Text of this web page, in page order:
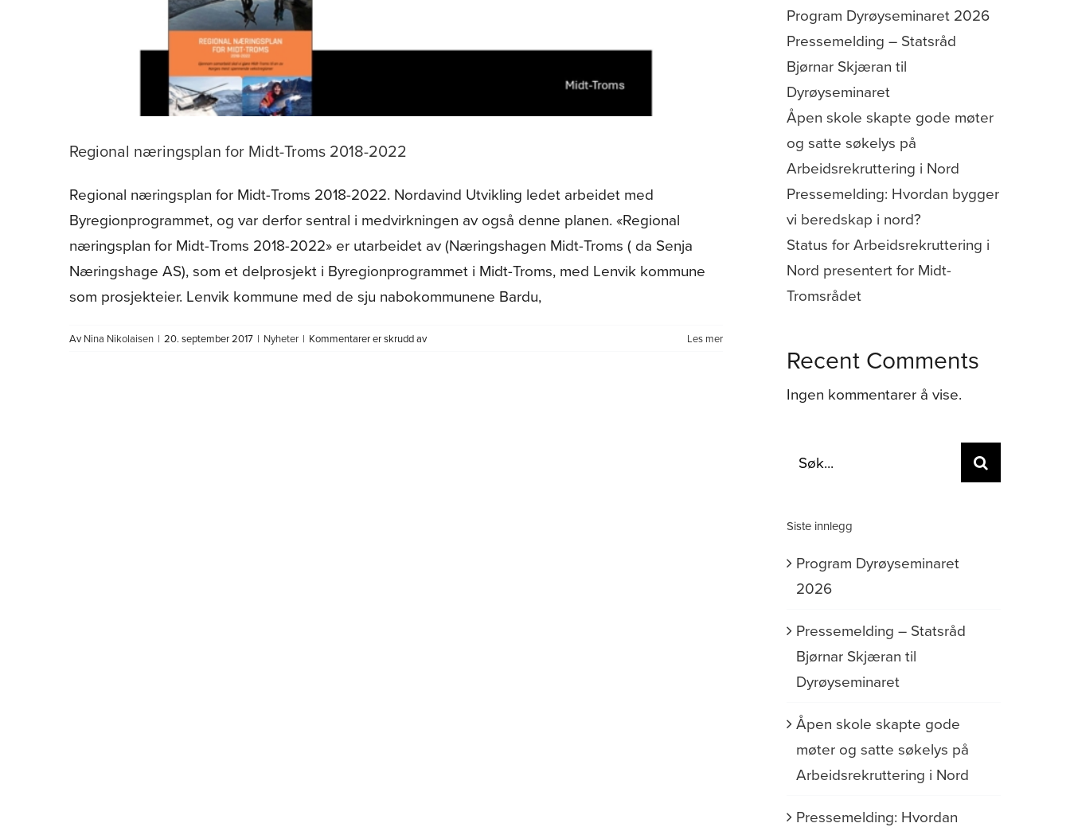
Regional næringsplan for Midt-Troms 2018-2022
Regional næringsplan for Midt-Troms 2018-2022. Nordavind Utvikling ledet arbeidet med
Byregionprogrammet, og var derfor sentral i medvirkningen av også denne planen. «Regional
næringsplan for Midt-Troms 2018-2022» er utarbeidet av (Næringshagen Midt-Troms ( da Senja
Næringshage AS), som et delprosjekt i Byregionprogrammet i Midt-Troms, med Lenvik kommune
som prosjekteier. Lenvik kommune med de sju nabokommunene Bardu,
AvNina Nikolaisen | 20. september 2017 | Nyheter | Kommentarer er skrudd avfor
Les mer
Program Dyrøyseminaret 2026
Pressemelding – Statsråd
Bjørnar Skjæran til
Dyrøyseminaret
Åpen skole skapte gode møter
og satte søkelys på
Arbeidsrekruttering i Nord
Pressemelding: Hvordan bygger
vi beredskap i nord?
Status for Arbeidsrekruttering i
Nord presentert for Midt-
Tromsrådet
Recent Comments
Ingen kommentarer å vise.
Søk
Siste innlegg
Program Dyrøyseminaret
2026
Pressemelding – Statsråd
Bjørnar Skjæran til
Dyrøyseminaret
Åpen skole skapte gode
møter og satte søkelys på
Arbeidsrekruttering i Nord
Pressemelding: Hvordan